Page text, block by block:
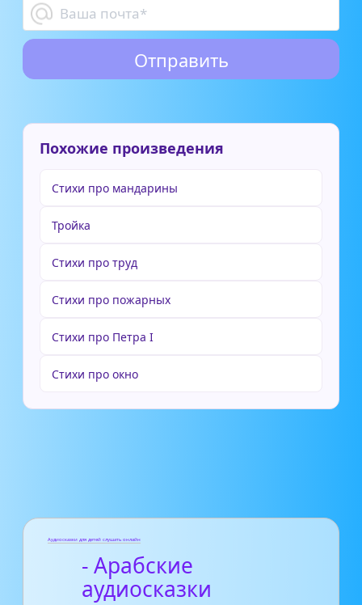
Похожие произведения
Стихи про мандарины
Тройка
Стихи про труд
Стихи про пожарных
Стихи про Петра I
Стихи про окно
Аудиосказки для детей слушать онлайн
- Арабские
аудиосказки